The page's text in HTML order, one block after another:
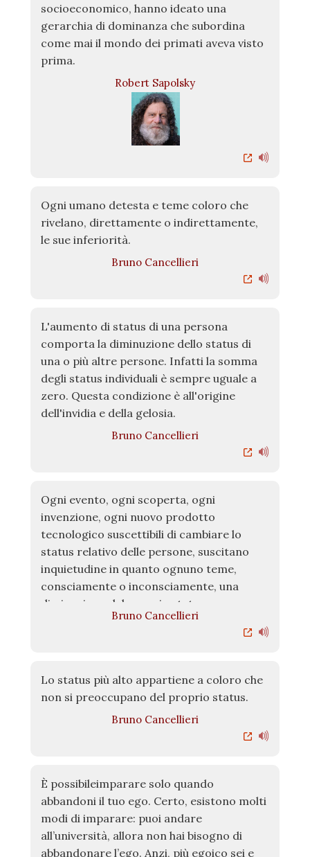
socioeconomico, hanno ideato una
gerarchia di dominanza che subordina
come mai il mondo dei primati aveva visto
prima.
Robert Sapolsky
Ogni umano detesta e teme coloro che
rivelano, direttamente o indirettamente,
le sue inferiorità.
Bruno Cancellieri
L'aumento di status di una persona
comporta la diminuzione dello status di
una o più altre persone. Infatti la somma
degli status individuali è sempre uguale a
zero. Questa condizione è all'origine
dell'invidia e della gelosia.
Bruno Cancellieri
Ogni evento, ogni scoperta, ogni
invenzione, ogni nuovo prodotto
tecnologico suscettibili di cambiare lo
status relativo delle persone, suscitano
inquietudine in quanto ognuno teme,
consciamente o inconsciamente, una
diminuzione del proprio status.
Bruno Cancellieri
Lo status più alto appartiene a coloro che
non si preoccupano del proprio status.
Bruno Cancellieri
È possibileimparare solo quando
abbandoni il tuo ego. Certo, esistono molti
modi di imparare: puoi andare
all’università, allora non hai bisogno di
abbandonare l’ego. Anzi, più egoico sei e